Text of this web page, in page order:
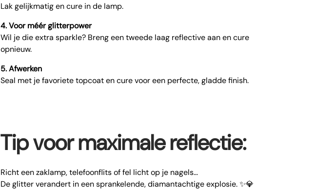
Lak gelijkmatig en cure in de lamp.
4. Voor méér glitterpower
Wil je die extra sparkle? Breng een tweede laag reflective aan en cure
opnieuw.
5. Afwerken
Seal met je favoriete topcoat en cure voor een perfecte, gladde finish.
Tip voor maximale reflectie:
Richt een zaklamp, telefoonflits of fel licht op je nagels…
De glitter verandert in een sprankelende, diamantachtige explosie. ✨💎